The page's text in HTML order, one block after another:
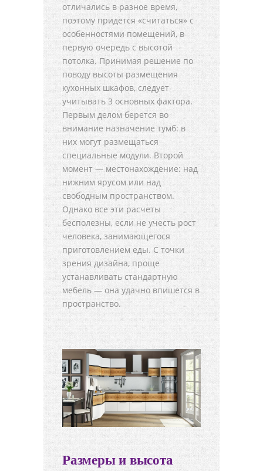
отличались в разное время,
поэтому придется «считаться» с
особенностями помещений, в
первую очередь с высотой
потолка. Принимая решение по
поводу высоты размещения
кухонных шкафов, следует
учитывать 3 основных фактора.
Первым делом берется во
внимание назначение тумб: в
них могут размещаться
специальные модули. Второй
момент — местонахождение: над
нижним ярусом или над
свободным пространством.
Однако все эти расчеты
бесполезны, если не учесть рост
человека, занимающегося
приготовлением еды. С точки
зрения дизайна, проще
устанавливать стандартную
мебель — она удачно впишется в
пространство.
Размеры и высота